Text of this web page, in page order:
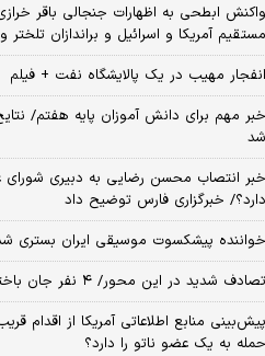
واکنش ابطحی به اظهارات جنجالی باقر
مستقیم آمریکا و اسرائیل و براندازان
انفجار مهیب در یک پالایشگاه نفت + فیلم
خبر مهم برای دانش آموزان پایه هفتم/
شد
خبر انتصاب محسن رضایی به دبیری
دارد؟/ خبرگزاری فارس توضیح داد
خواننده پیشکسوت موسیقی ایران بستری
تصادف شدید در این محور/ ۴ نفر جان باختند
پیش‌بینی منابع اطلاعاتی آمریکا از اقدام
حمله به یک عضو ناتو را دارد؟